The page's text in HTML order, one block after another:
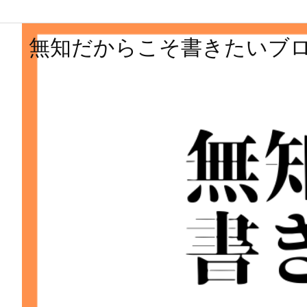
無知だからこそ書きたいブ